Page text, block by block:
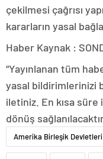
çekilmesi çağrısı
kararların yasal
Haber Kaynak :
“Yayınlanan tüm
yasal bildirimlerinizi
iletiniz. En kısa
dönüş
Amerika Birleşik Devletleri